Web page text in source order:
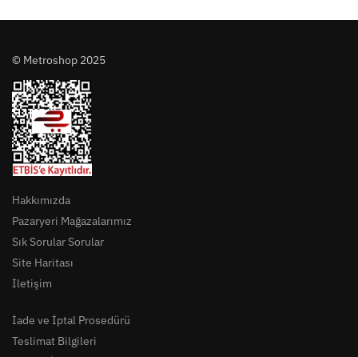
© Metroshop 2025
Hakkımızda
Pazaryeri Mağazalarımız
Sık Sorular Sorular
Site Haritası
İletişim
İade ve İptal Prosedürü
Teslimat Bilgileri